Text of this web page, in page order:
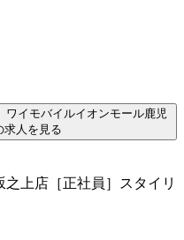
イモバイルイオンモール鹿児
求人を見る
上店［正社員］スタイリ